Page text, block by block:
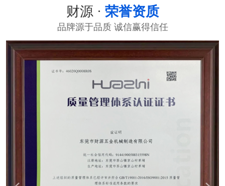
财源 · 荣誉资质
品牌源于品质 诚信赢得信任